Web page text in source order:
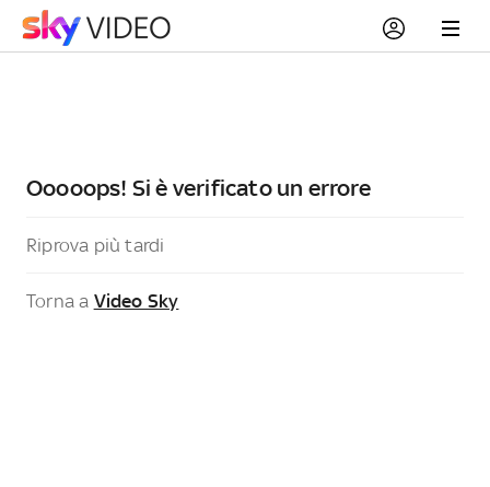
Ooooops! Si è verificato un errore
Riprova più tardi
Torna a Video Sky